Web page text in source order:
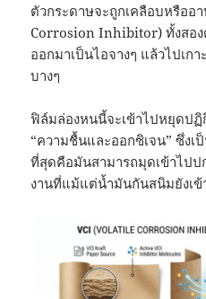
ตัวกระดาษจะถูกเคลือบหรืออ
Corrosion Inhibitor) ทั้งสอง
ออกมาเป็นไอจางๆ แล้วไปเก
บางๆ
ฟิล์มล่องหนนี้จะเข้าไปหยุดปฏิ
“ความชื้นและออกซิเจน” ซึ่ง
ที่สุดคือมันสามารถมุดเข้าไป
งานที่แม้แต่น้ำมันกันสนิมยังเข้